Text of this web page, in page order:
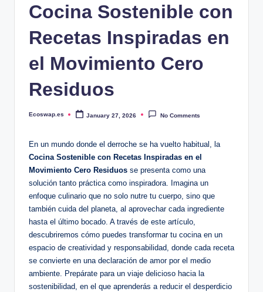
Cocina Sostenible con
Recetas Inspiradas en
el Movimiento Cero
Residuos
Posted
Ecoswap.es January 27, 2026 No Comments
En un mundo donde el derroche se ha vuelto habitual, la
Cocina Sostenible con Recetas Inspiradas en el
Movimiento Cero Residuos se presenta como una
solución tanto práctica como inspiradora. Imagina un
enfoque culinario que no solo nutre tu cuerpo, sino que
también cuida del planeta, al aprovechar cada ingrediente
hasta el último bocado. A través de este artículo,
descubriremos cómo puedes transformar tu cocina en un
espacio de creatividad y responsabilidad, donde cada receta
se convierte en una declaración de amor por el medio
ambiente. Prepárate para un viaje delicioso hacia la
sostenibilidad, en el que aprenderás a reducir el desperdicio